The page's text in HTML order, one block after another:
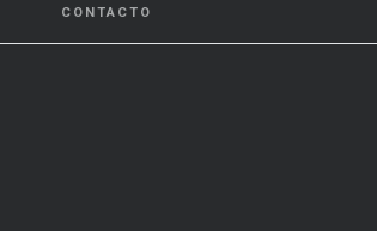
CONTACTO